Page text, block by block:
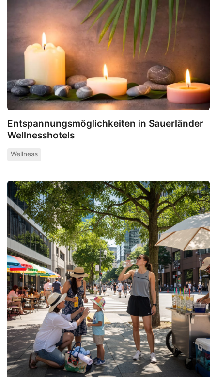
Entspannungsmöglichkeiten in Sauerländer
Wellnesshotels
Wellness